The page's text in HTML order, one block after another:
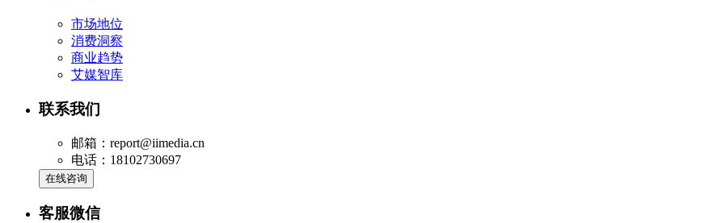
市场地位
消费洞察
商业趋势
艾媒智库
联系我们
邮箱：report@iimedia.cn
电话：18102730697
在线咨询
客服微信